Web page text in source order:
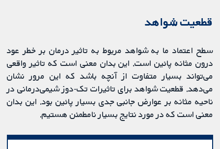
قطعیت شواهد
سطح اعتماد ما به شواهد مربوط به تاثیر درمان بر خطر عود
درون مثانه پائین است. این بدان معنی است که تاثیر واقعی
می‌تواند بسیار متفاوت از آنچه باشد که این مرور نشان
می‌دهد. قطعیت شواهد برای تاثیرات تک-دوز شیمی‌درمانی در
ناحیه مثانه بر عوارض جانبی جدی بسیار پائین بود. این بدان
معنی است که در مورد نتایج بسیار نامطمئن هستیم.